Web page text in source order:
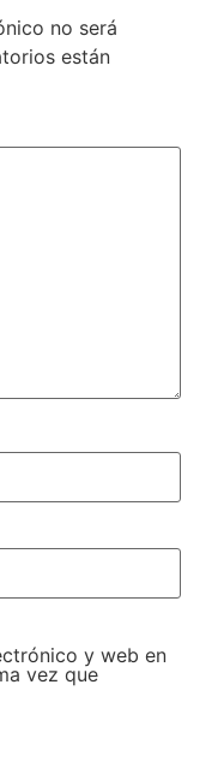
no será
están
y web en
vez que